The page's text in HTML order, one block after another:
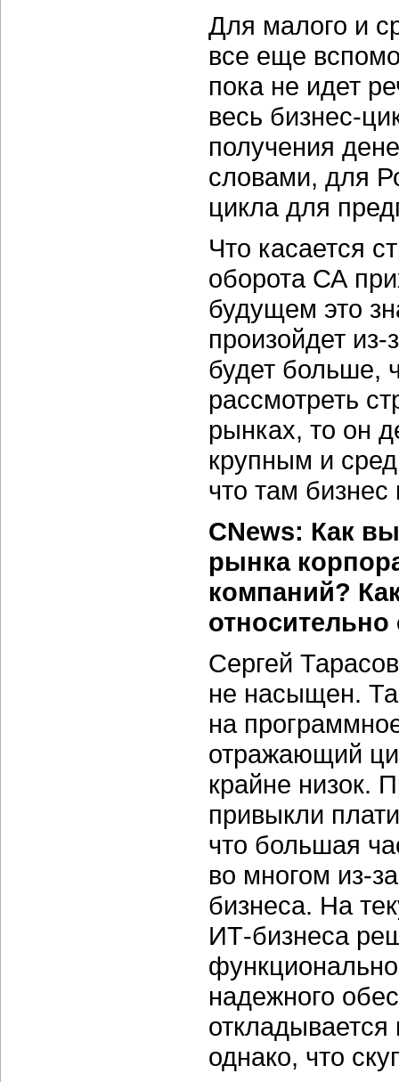
Для малого и
все еще
пока не идет
весь бизнес-
получения
словами, для
цикла для
Что касается
оборота СА
будущем это
произойдет из-
будет больше,
рассмотреть
рынках, то он
крупным и
что там
CNews: Как
рынка
компаний?
Сергей
не насыщен.
на
отражающий
крайне низок.
привыкли
что большая
во многом из-за
бизнеса. На
ИТ-бизнеса
надежного
однако, что